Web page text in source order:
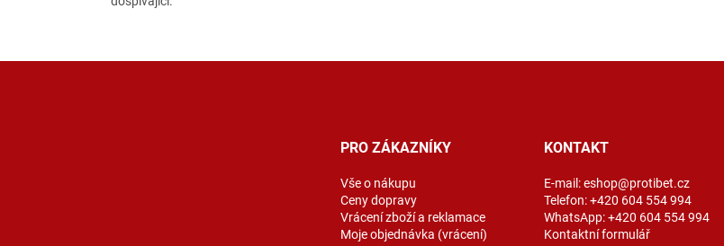
PRO ZÁKAZNÍKY
Vše o nákupu
Ceny dopravy
Vrácení zboží a reklamace
Moje objednávka (vrácení)
KONTAKT
E-mail:eshop@protibet.cz
Telefon:+420 604 554 994
WhatsApp:+420 604 554 994
Kontaktní formulář